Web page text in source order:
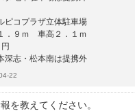
ピコプラザ立体駐車場
．９ｍ 車高２．１ｍ
深志・松本南は提携外
22
を教えてください。